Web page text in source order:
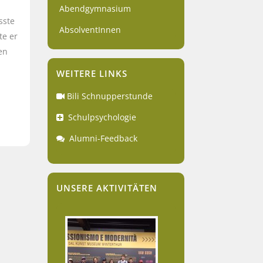
er
Abendgymnasium
AbsolventInnen
WEITERE LINKS
Bili Schnupperstunde
Schulpsychologie
Alumni-Feedback
UNSERE AKTIVITÄTEN